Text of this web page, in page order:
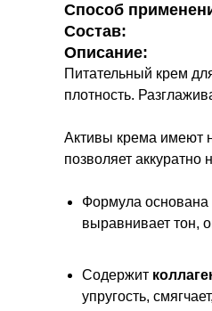
Способ
Состав:
Описание:
Питательный крем
плотность.
Активы крема имеют
позволяет
Формула основана
выравнивает тон,
Содержит
упругость,